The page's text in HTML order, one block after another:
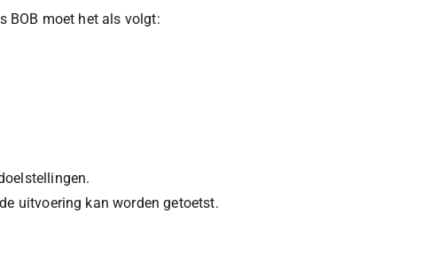
BOB moet het als volgt:
uitvoering kan worden getoetst.